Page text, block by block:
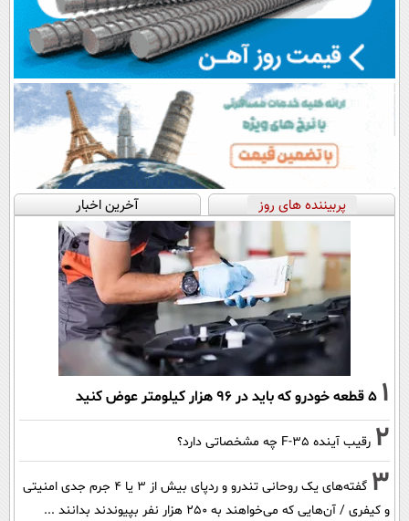
پربیننده های روز آخرین اخبار
1 ۵ قطعه خودرو که باید در ۹۶ هزار کیلومتر عوض کنید
2 رقیب آینده F-35 چه مشخصاتی دارد؟
3
گفته‌های یک روحانی تندرو و ردپای بیش از ۳ یا ۴ جرم جدی امنیتی
و کیفری / آن‌هایی که می‌خواهند به ۲۵۰ هزار نفر بپیوندند بدانند ...